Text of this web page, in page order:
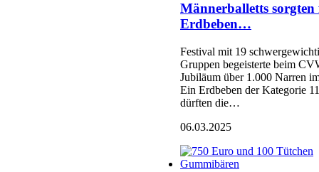
Männerballetts
Erdbeben…
Festival mit 19
Gruppen begeisterte beim
Jubiläum über 1.000 Narren
Ein Erdbeben der Kategorie 11
dürften die…
06.03.2025